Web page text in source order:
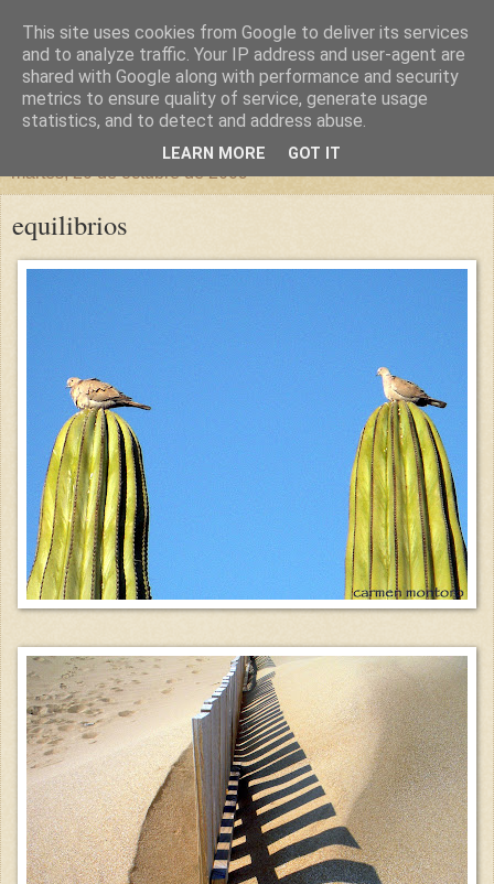
un sitio diferente
una casa para crecer, un castillo para soñar
martes, 20 de octubre de 2009
equilibrios
This site uses cookies from Google to deliver its services
and to analyze traffic. Your IP address and user-agent are
shared with Google along with performance and security
metrics to ensure quality of service, generate usage
statistics, and to detect and address abuse.
LEARN MORE GOT IT